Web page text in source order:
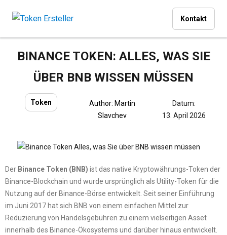
Kontakt
BINANCE TOKEN: ALLES, WAS SIE
ÜBER BNB WISSEN MÜSSEN
Token Author: Martin
Slavchev
Datum:
13. April 2026
Der Binance Token (BNB) ist das native Kryptowährungs-Token der
Binance-Blockchain und wurde ursprünglich als Utility-Token für die
Nutzung auf der Binance-Börse entwickelt. Seit seiner Einführung
im Juni 2017 hat sich BNB von einem einfachen Mittel zur
Reduzierung von Handelsgebühren zu einem vielseitigen Asset
innerhalb des Binance-Ökosystems und darüber hinaus entwickelt.